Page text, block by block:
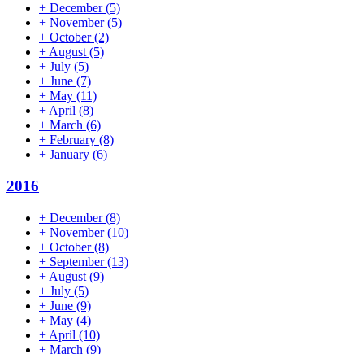
+ December(5)
+ November(5)
+ October(2)
+August(5)
+ July (5)
+ June (7)
+ May (11)
+April (8)
+ March (6)
+ February (8)
+ January (6)
2016
+ December(8)
+ November(10)
+ October(8)
+ September(13)
+ August (9)
+ July (5)
+ June (9)
+ May (4)
+ April (10)
+ March (9)